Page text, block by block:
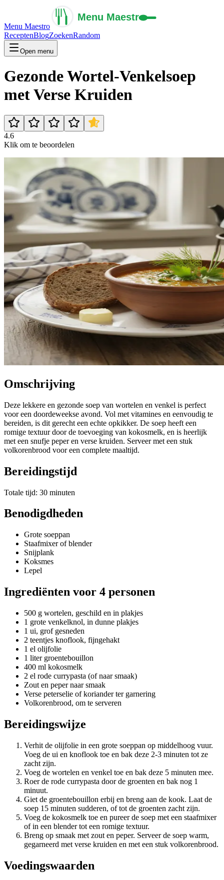
Menu Maestro
ReceptenBlogZoekenRandom
Open menu
Gezonde Wortel-Venkelsoep
met Verse Kruiden
4.6
Klik om te beoordelen
Omschrijving
Deze lekkere en gezonde soep van wortelen en venkel is perfect
voor een doordeweekse avond. Vol met vitamines en eenvoudig te
bereiden, is dit gerecht een echte opkikker. De soep heeft een
romige textuur door de toevoeging van kokosmelk, en is heerlijk
met een snufje peper en verse kruiden. Serveer met een stuk
volkorenbrood voor een complete maaltijd.
Bereidingstijd
Totale tijd: 30 minuten
Benodigdheden
Grote soeppan
Staafmixer of blender
Snijplank
Koksmes
Lepel
Ingrediënten voor 4 personen
500 g wortelen, geschild en in plakjes
1 grote venkelknol, in dunne plakjes
1 ui, grof gesneden
2 teentjes knoflook, fijngehakt
1 el olijfolie
1 liter groentebouillon
400 ml kokosmelk
2 el rode currypasta (of naar smaak)
Zout en peper naar smaak
Verse peterselie of koriander ter garnering
Volkorenbrood, om te serveren
Bereidingswijze
Verhit de olijfolie in een grote soeppan op middelhoog vuur.
Voeg de ui en knoflook toe en bak deze 2-3 minuten tot ze
zacht zijn.
Voeg de wortelen en venkel toe en bak deze 5 minuten mee.
Roer de rode currypasta door de groenten en bak nog 1
minuut.
Giet de groentebouillon erbij en breng aan de kook. Laat de
soep 15 minuten sudderen, of tot de groenten zacht zijn.
Voeg de kokosmelk toe en pureer de soep met een staafmixer
of in een blender tot een romige textuur.
Breng op smaak met zout en peper. Serveer de soep warm,
gegarneerd met verse kruiden en met een stuk volkorenbrood.
Voedingswaarden